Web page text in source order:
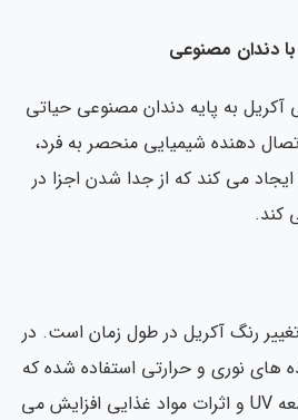
مصنوعی
به پایه دندان مصنوعی حیاتی
دهنده شیمیایی منحصر به فرد،
می کند که از جدا شدن اجزا در
رنگ آکریل در طول زمان است. در
نوری و حرارتی استفاده شده که
مقاومت رنگ را در برابر اشعه UV و اثرات مواد غذایی افزایش می